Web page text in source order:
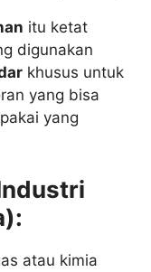
itu ketat
digunakan
khusus untuk
yang bisa
yang
atau kimia